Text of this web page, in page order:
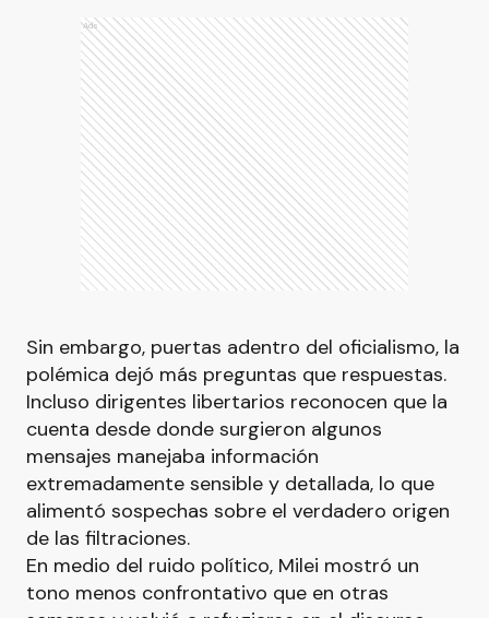
Ads
Sin embargo, puertas adentro del oficialismo, la
polémica dejó más preguntas que respuestas.
Incluso dirigentes libertarios reconocen que la
cuenta desde donde surgieron algunos
mensajes manejaba información
extremadamente sensible y detallada, lo que
alimentó sospechas sobre el verdadero origen
de las filtraciones.
En medio del ruido político, Milei mostró un
tono menos confrontativo que en otras